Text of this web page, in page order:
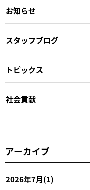
お知らせ
スタッフブログ
トピックス
社会貢献
アーカイブ
2026年7月(1)